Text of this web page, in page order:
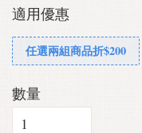
適用優惠
任選兩組商品折$200
數量